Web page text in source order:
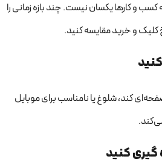
و کارها یکسان نیست. چند بازه زمانی را
کلیک و خرید مقایسه کنید.
کند، شلوغ یا نامناسب برای موبایل
گیری کنید